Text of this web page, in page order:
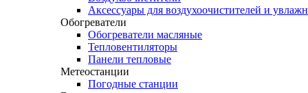
Аксессуары для воздухоочистителей и
Обогреватели
Обогреватели масляные
Тепловентиляторы
Панели тепловые
Метеостанции
Погодные станции